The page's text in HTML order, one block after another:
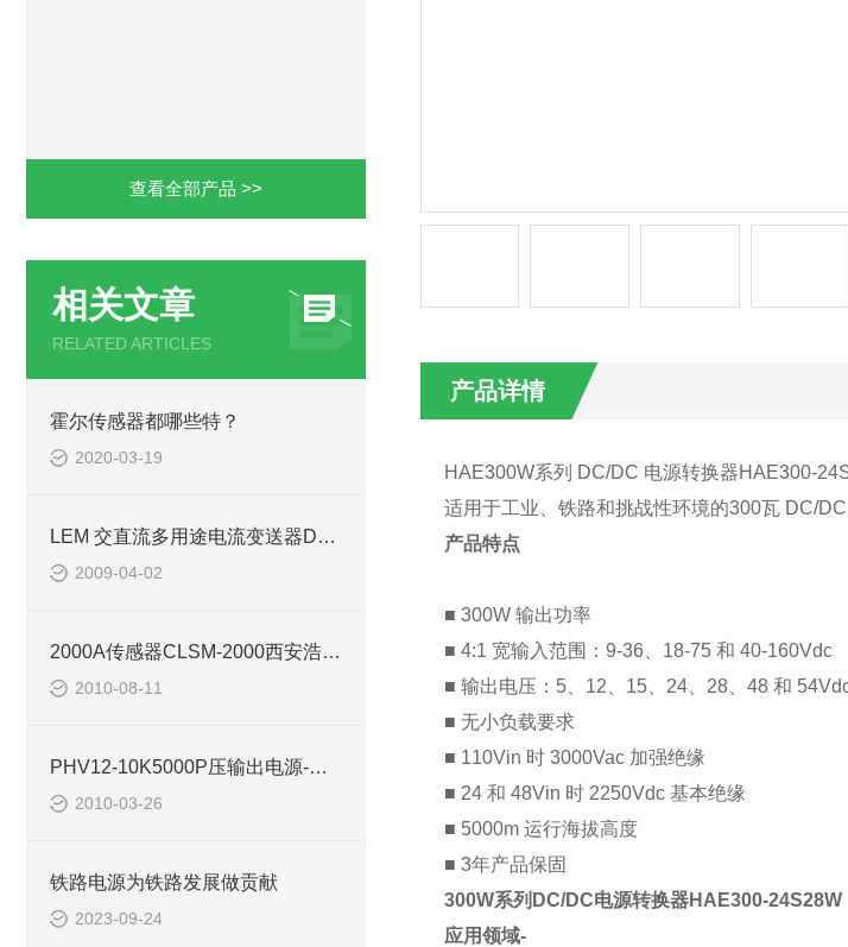
查看全部产品 >>
相关文章
RELATED ARTICLES
霍尔传感器都哪些特？
2020-03-19
LEM 交直流多用途电流变送器DHR 500 C 420-西安浩南电子
2009-04-02
2000A传感器CLSM-2000西安浩南电子科技
2010-08-11
PHV12-10K5000P压输出电源-西安浩南电子科技
2010-03-26
铁路电源为铁路发展做贡献
2023-09-24
产品详情
HAE300W系列 DC/DC 电源转换器HAE300-
适⽤于⼯业、铁路和挑战性环境的300瓦 DC/
产品特点
■ 300W 输出功率
■ 4:1 宽输入范围：9-36、18-75 和 40-160Vdc
■ 输出电压：5、12、15、24、28、48 和
■ ⽆⼩负载要求
■ 110Vin 时 3000Vac 加强绝缘
■ 24 和 48Vin 时 2250Vdc 基本绝缘
■ 5000m 运⾏海拔⾼度
■ 3年产品保固
300W系列DC/DC电源转换器HAE300-24S28W
应用领域-